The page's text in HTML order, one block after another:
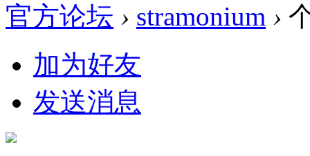
官方论坛 › stramonium ›
加为好友
发送消息